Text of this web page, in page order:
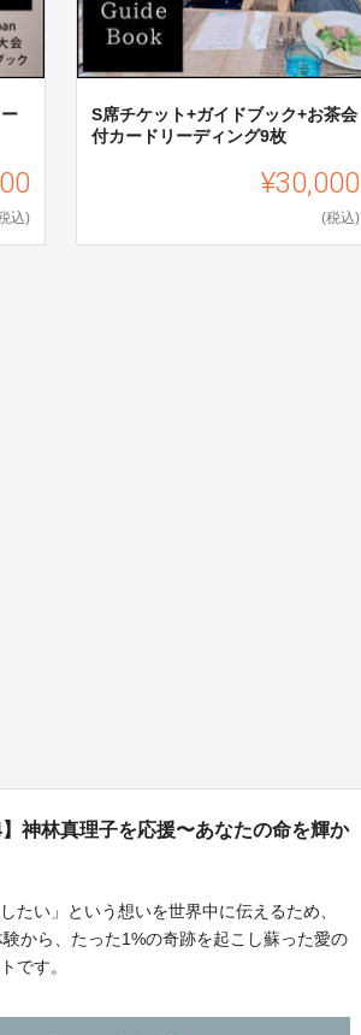
込)
S席チケット+ガイドブック+お茶会
付カードリーディング9枚
¥30,000
(税込)
神林真理子を応援〜あなたの命を輝か
たい」という想いを世界中に伝えるため、
から、たった1%の奇跡を起こし蘇った愛の
です。